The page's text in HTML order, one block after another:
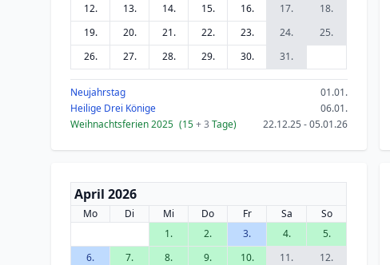
12.
13. 14. 15. 16. 17.
18.
19.
20. 21. 22. 23. 24.
25.
26.
27. 28. 29. 30. 31.
Neujahrstag
01.01.
Heilige Drei Könige
06.01.
Weihnachtsferien 2025 (15+ 3 Tage) 22.12.25 - 05.01.26
April 2026
Mo Di Mi Do Fr Sa
So
1.
2. 3. 4.
5.
6.
7. 8. 9. 10. 11.
12.